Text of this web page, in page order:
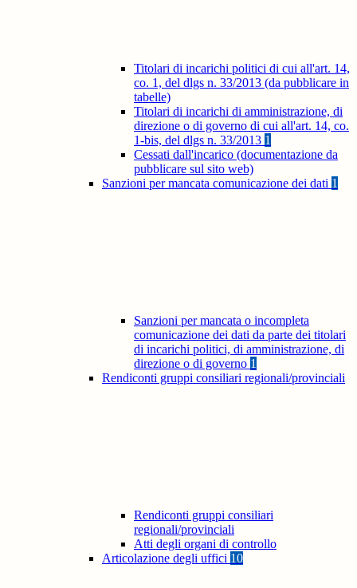
Titolari di incarichi politici di cui all'art. 14,
co. 1, del dlgs n. 33/2013 (da pubblicare in
tabelle)
Titolari di incarichi di amministrazione, di
direzione o di governo di cui all'art. 14, co.
1-bis, del dlgs n. 33/2013 1
Cessati dall'incarico (documentazione da
pubblicare sul sito web)
Sanzioni per mancata comunicazione dei dati 1
Sanzioni per mancata o incompleta
comunicazione dei dati da parte dei titolari
di incarichi politici, di amministrazione, di
direzione o di governo 1
Rendiconti gruppi consiliari regionali/provinciali
Rendiconti gruppi consiliari
regionali/provinciali
Atti degli organi di controllo
Articolazione degli uffici 10